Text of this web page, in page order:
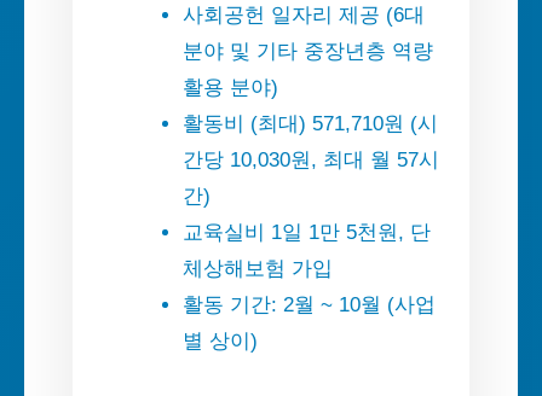
사회공헌 일자리 제공 (6대
분야 및 기타 중장년층 역량
활용 분야)
활동비 (최대) 571,710원 (시
간당 10,030원, 최대 월 57시
간)
교육실비 1일 1만 5천원, 단
체상해보험 가입
활동 기간: 2월 ~ 10월 (사업
별 상이)